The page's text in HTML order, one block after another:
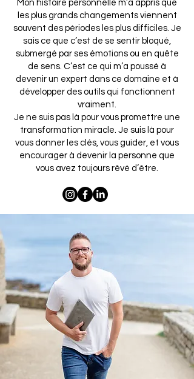
Mon histoire personnelle m’a appris que
les plus grands changements viennent
souvent des périodes les plus difficiles. Je
sais ce que c’est de se sentir bloqué,
submergé par ses émotions ou en quête
de sens. C’est ce qui m’a poussé à
devenir un expert dans ce domaine et à
développer des outils qui fonctionnent
vraiment.
Je ne suis pas là pour vous promettre une
transformation miracle. Je suis là pour
vous donner les clés, vous guider, et vous
encourager à devenir la personne que
vous avez toujours rêvé d’être.